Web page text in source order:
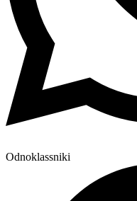
Odnoklassniki